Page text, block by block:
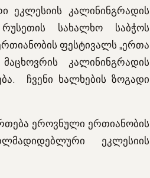
კალინინგრადის
სახალხო საბჭოს
ფესტივალს „ერთა
კალინინგრადის
ჩვენი ხალხების ზოგადი
ეროვნული ერთიანობის
ეკლესიის